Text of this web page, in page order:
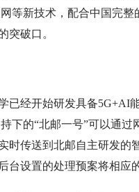
等新技术，配合中国完
突破口。
已经开始研发具备
下的“北邮一号”可以通
时传送到北邮自主研发
台设置的处理预案将相应